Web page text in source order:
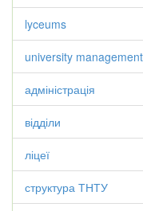
lyceums
university management
адміністрація
відділи
ліцеї
структура ТНТУ